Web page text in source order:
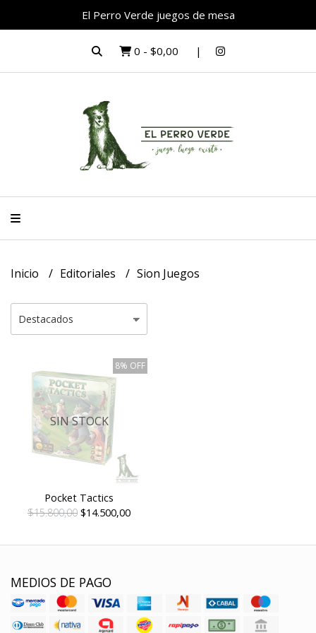
El Perro Verde juegos de mesa
0 - $0,00
Inicio Editoriales Sion Juegos
8% OFF
SIN STOCK
Pocket Tactics
$15.800,00 $14.500,00
MEDIOS DE PAGO